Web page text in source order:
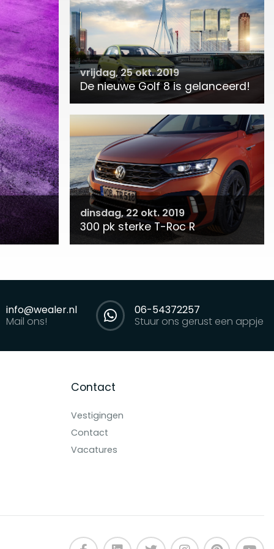
vrijdag, 25 okt. 2019
De nieuwe Golf 8 is gelanceerd!
dinsdag, 22 okt. 2019
300 pk sterke T-Roc R
info@wealer.nl
Mail ons!
06-54372257
Stuur ons gerust een appje
Contact
Vestigingen
Contact
Vacatures